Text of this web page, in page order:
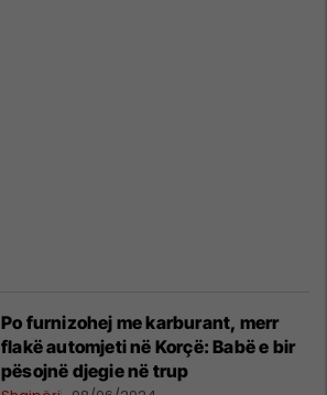
Po furnizohej me karburant, merr
flakë automjeti në Korçë: Babë e bir
pësojnë djegie në trup